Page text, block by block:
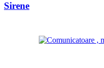
Sirene